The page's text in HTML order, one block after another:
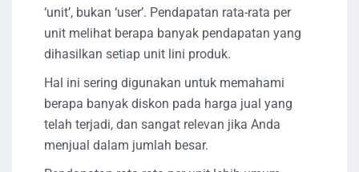
‘unit’, bukan ‘user’. Pendapatan rata-rata per
unit melihat berapa banyak pendapatan yang
dihasilkan setiap unit lini produk.
Hal ini sering digunakan untuk memahami
berapa banyak diskon pada harga jual yang
telah terjadi, dan sangat relevan jika Anda
menjual dalam jumlah besar.